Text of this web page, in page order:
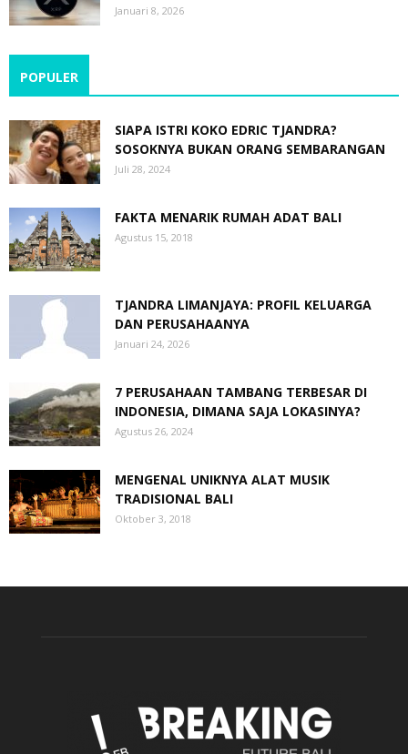
Januari 8, 2026
POPULER
SIAPA ISTRI KOKO EDRIC TJANDRA?
SOSOKNYA BUKAN ORANG SEMBARANGAN
Juli 28, 2024
FAKTA MENARIK RUMAH ADAT BALI
Agustus 15, 2018
TJANDRA LIMANJAYA: PROFIL KELUARGA
DAN PERUSAHAANYA
Januari 24, 2026
7 PERUSAHAAN TAMBANG TERBESAR DI
INDONESIA, DIMANA SAJA LOKASINYA?
Agustus 26, 2024
MENGENAL UNIKNYA ALAT MUSIK
TRADISIONAL BALI
Oktober 3, 2018